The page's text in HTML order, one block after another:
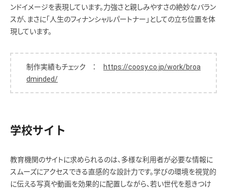
ンドイメージを表現しています。力強さと親しみやすさの絶妙なバラン
スが、まさに「人生のフィナンシャルパートナー」としての立ち位置を体
現しています。
制作実績もチェック ：
https://coosy.co.jp/work/broa
dminded/
学校サイト
教育機関のサイトに求められるのは、多様な利用者が必要な情報に
スムーズにアクセスできる直感的な設計力です。学びの環境を視覚的
に伝える写真や動画を効果的に配置しながら、若い世代を惹きつけ